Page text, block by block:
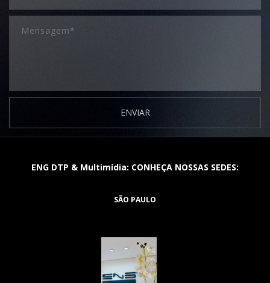
ENVIAR
ENG DTP & Multimídia: CONHEÇA NOSSAS SEDES:
SÃO PAULO